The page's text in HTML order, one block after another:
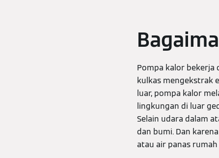
Pompa kalor bekerja
kulkas mengekstrak
luar, pompa kalor
lingkungan di luar
Selain udara dalam
dan bumi. Dan
atau air panas